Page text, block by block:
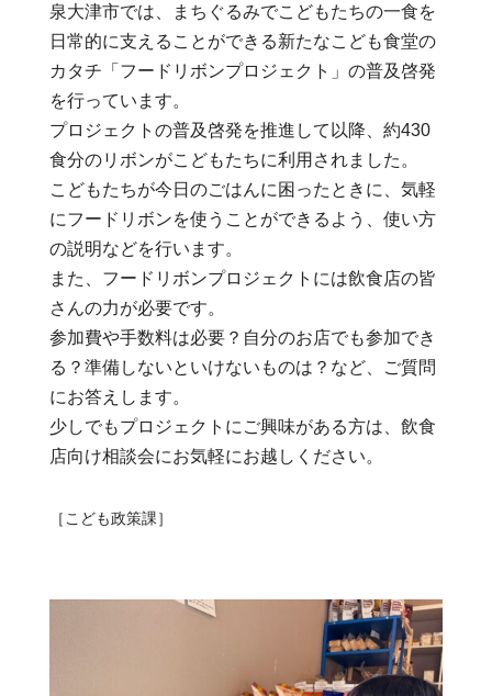
泉大津市では、まちぐるみでこどもたちの一食を
日常的に支えることができる新たなこども食堂の
カタチ「フードリボンプロジェクト」の普及啓発
を行っています。
プロジェクトの普及啓発を推進して以降、約430
食分のリボンがこどもたちに利用されました。
こどもたちが今日のごはんに困ったときに、気軽
にフードリボンを使うことができるよう、使い方
の説明などを行います。
また、フードリボンプロジェクトには飲食店の皆
さんの力が必要です。
参加費や手数料は必要？自分のお店でも参加でき
る？準備しないといけないものは？など、ご質問
にお答えします。
少しでもプロジェクトにご興味がある方は、飲食
店向け相談会にお気軽にお越しください。
［こども政策課］